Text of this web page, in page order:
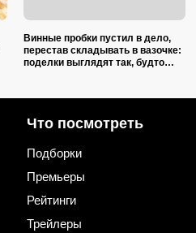
Винные пробки пустил в дело,
перестав складывать в вазочке:
поделки выглядят так, будто
Что посмотреть
Подборки
Премьеры
Рейтинги
Трейлеры